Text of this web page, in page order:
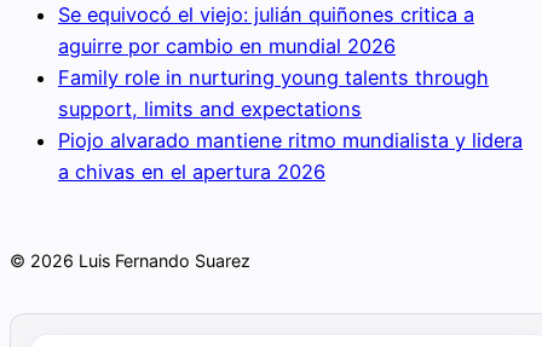
Se equivocó el viejo: julián quiñones critica a
aguirre por cambio en mundial 2026
Family role in nurturing young talents through
support, limits and expectations
Piojo alvarado mantiene ritmo mundialista y lidera
a chivas en el apertura 2026
© 2026 Luis Fernando Suarez